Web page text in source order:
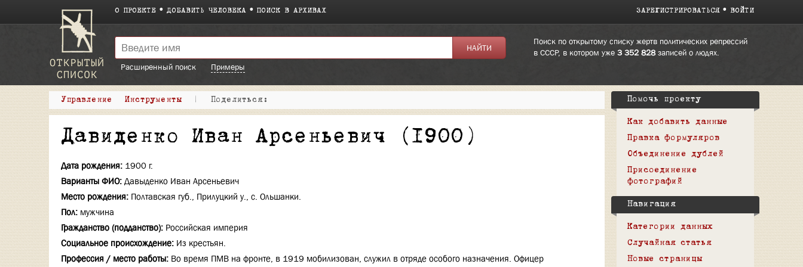
О ПРОЕКТЕ ДОБАВИТЬ ЧЕЛОВЕКА ПОИСК В АРХИВАХ ЗАРЕГИСТРИРОВАТЬСЯ ВОЙТИ
Поиск по открытому списку жертв политических репрессий
в СССР, в котором уже 3 352 828записей о людях.
Расширенный поиск
Примеры
Управление Инструменты | Поделиться:
Давиденко Иван Арсеньевич (1900)
Дата рождения: 1900 г.
Варианты ФИО: Давыденко Иван Арсеньевич
Место рождения: Полтавская губ., Прилуцкий у., с. Ольшанки.
Пол: мужчина
Гражданство (подданство): Российская империя
Социальное происхождение: Из крестьян.
Профессия / место работы: Во время ПМВ на фронте, в 1919 мобилизован, служил в отряде особого назначения. Офицер
Помочь проекту
Как добавить данные
Правка формуляров
Объединение дублей
Присоединение
фотографий
Навигация
Категории данных
Случайная статья
Новые страницы